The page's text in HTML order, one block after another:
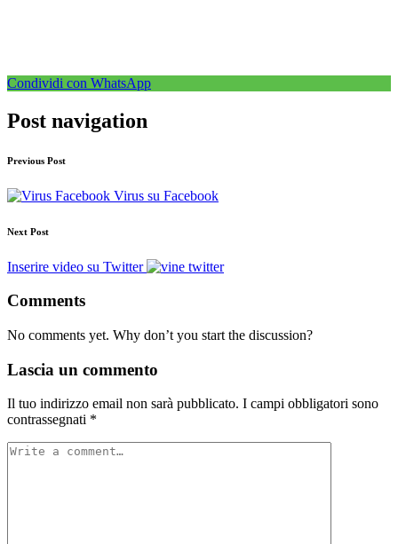
Condividi con WhatsApp
Post navigation
Previous Post
Virus su Facebook
Next Post
Inserire video su Twitter
Comments
No comments yet. Why don’t you start the discussion?
Lascia un commento
Il tuo indirizzo email non sarà pubblicato. I campi obbligatori sono
contrassegnati *